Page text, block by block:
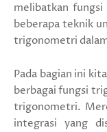
melibatkan
beberapa teknik
trigonometri
Pada bagian ini
berbagai fungsi
trigonometri.
integrasi yang